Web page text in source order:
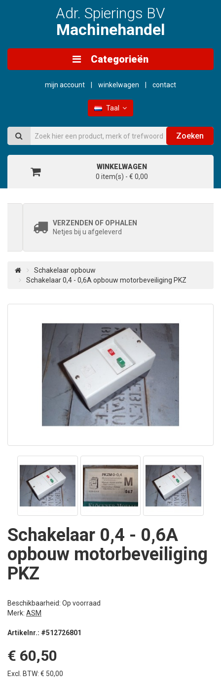
Adr. Spierings BV
Machinehandel
Categorieën
mijn account winkelwagen contact
Taal
Zoeken
WINKELWAGEN
0 item(s) - € 0,00
VERZENDEN OF OPHALEN
Netjes bij u afgeleverd
Schakelaar opbouw
Schakelaar 0,4 - 0,6A opbouw motorbeveiliging PKZ
Schakelaar 0,4 - 0,6A
opbouw motorbeveiliging
PKZ
Beschikbaarheid: Op voorraad
Merk: ASM
Artikelnr.: #512726801
€ 60,50
Excl. BTW: € 50,00